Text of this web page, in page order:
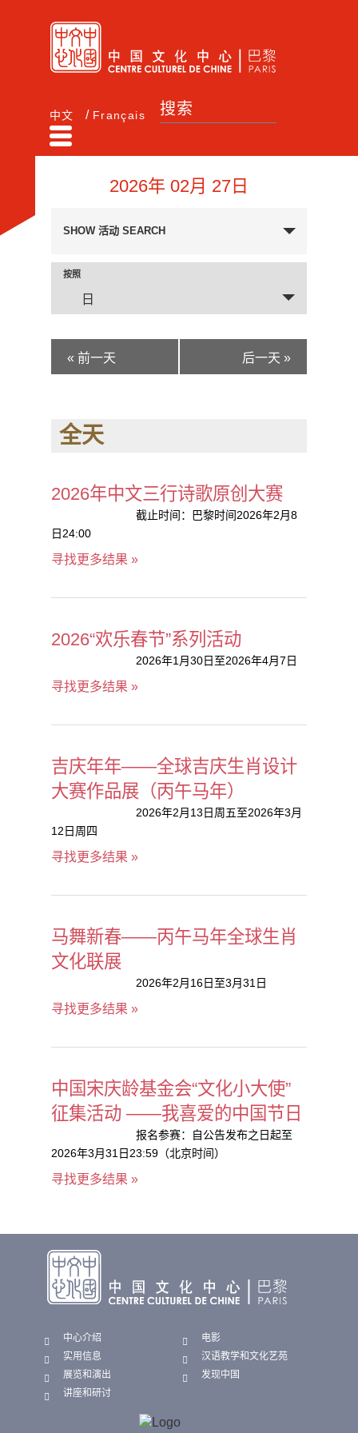
Français
中文
2026年 02月 27日
动
SEARCH
AND
VIEWS
NAVIGATION
SHOW 活动 SEARCH
活
动
VIEWS
NAVIGATION
按照
日
« 前一天 后一天 »
全天
2026年中文三行诗歌原创大赛
截止时间：巴黎时间2026年2月8
日24:00
寻找更多结果 »
2026“欢乐春节”系列活动
2026年1月30日至2026年4月7日
寻找更多结果 »
吉庆年年——全球吉庆生肖设计
大赛作品展（丙午马年）
2026年2月13日周五至2026年3月
12日周四
寻找更多结果 »
马舞新春——丙午马年全球生肖
文化联展
2026年2月16日至3月31日
寻找更多结果 »
中国宋庆龄基金会“文化小大使”
征集活动 ——我喜爱的中国节日
报名参赛：自公告发布之日起至
2026年3月31日23:59（北京时间）
寻找更多结果 »
中心介绍
实用信息
展览和演出
讲座和研讨
电影
汉语教学和文化艺苑
发现中国